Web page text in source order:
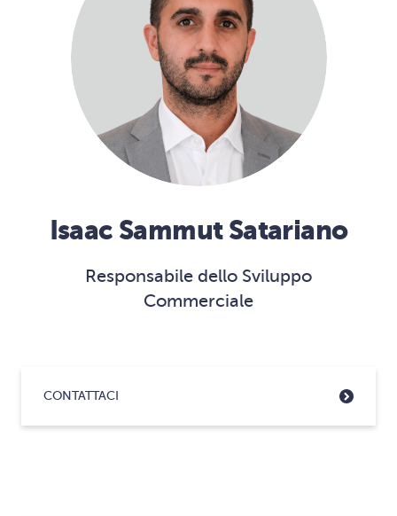
Isaac Sammut Satariano
Responsabile dello Sviluppo
Commerciale
CONTATTACI